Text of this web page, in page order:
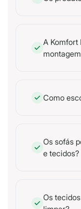
A Komfort
Como
Os sofás
e tecidos?
Os